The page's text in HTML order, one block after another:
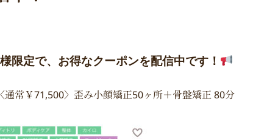
限定で、お得なクーポンを配信中です！
常￥71,500〉歪み小顔矯正50ヶ所＋骨盤矯正 80分